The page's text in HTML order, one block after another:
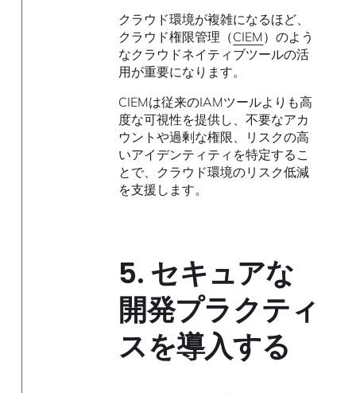
クラウド環境が複雑になるほど、
クラウド権限管理（CIEM）のよう
なクラウドネイティブツールの活
用が重要になります。
CIEMは従来のIAMツールよりも高
度な可視性を提供し、不要なアカ
ウントや過剰な権限、リスクの高
いアイデンティティを特定するこ
とで、クラウド環境のリスク低減
を支援します。
5. セキュアな
開発プラクティ
スを導入する